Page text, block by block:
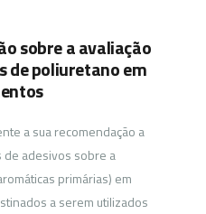
sobre a avaliação
de poliuretano em
a sua recomendação a
adesivos sobre a
primárias) em
a serem utilizados